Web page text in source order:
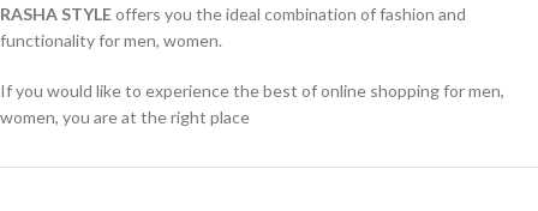
RASHA STYLEoffers you the ideal combination of fashion and
functionality for men, women.
If you would like to experience the best of online shopping for men,
women, you are at the right place